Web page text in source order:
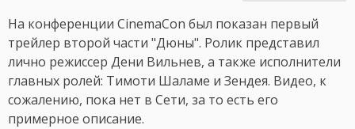
На конференции CinemaCon был показан первый
трейлер второй части "Дюны". Ролик представил
лично режиссер Дени Вильнев, а также исполнители
главных ролей: Тимоти Шаламе и Зендея. Видео, к
сожалению, пока нет в Сети, за то есть его
примерное описание.